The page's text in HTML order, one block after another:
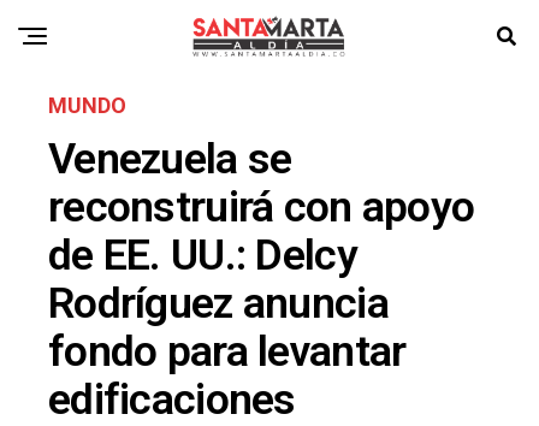
MUNDO
Venezuela se
reconstruirá con apoyo
de EE. UU.: Delcy
Rodríguez anuncia
fondo para levantar
edificaciones